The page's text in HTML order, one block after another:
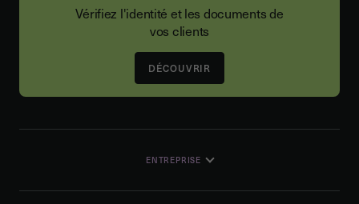
Vérifiez l'identité et les documents de
vos clients
DÉCOUVRIR
ENTREPRISE